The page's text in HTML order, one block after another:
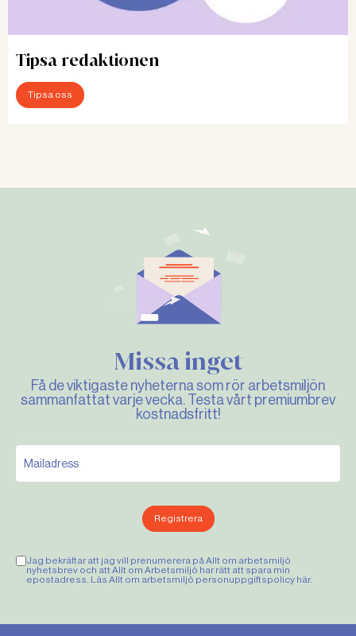
Tipsa redaktionen
Tipsa oss
Missa inget
Få de viktigaste nyheterna som rör arbetsmiljön
sammanfattat varje vecka. Testa vårt premiumbrev
kostnadsfritt!
Registrera
Jag bekräftar att jag vill prenumerera på Allt om arbetsmiljö
nyhetsbrev och att Allt om Arbetsmiljö har rätt att spara min
epostadress. Läs Allt om arbetsmiljö personuppgiftspolicy här.